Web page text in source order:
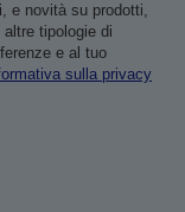
e novità su prodotti,
tipologie di
e al tuo
sulla privacy